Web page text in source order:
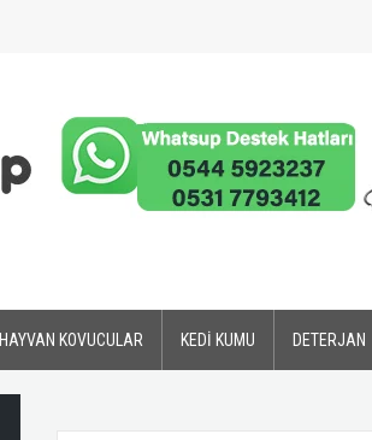
HAYVAN KOVUCULAR KEDİ KUMU DETERJAN